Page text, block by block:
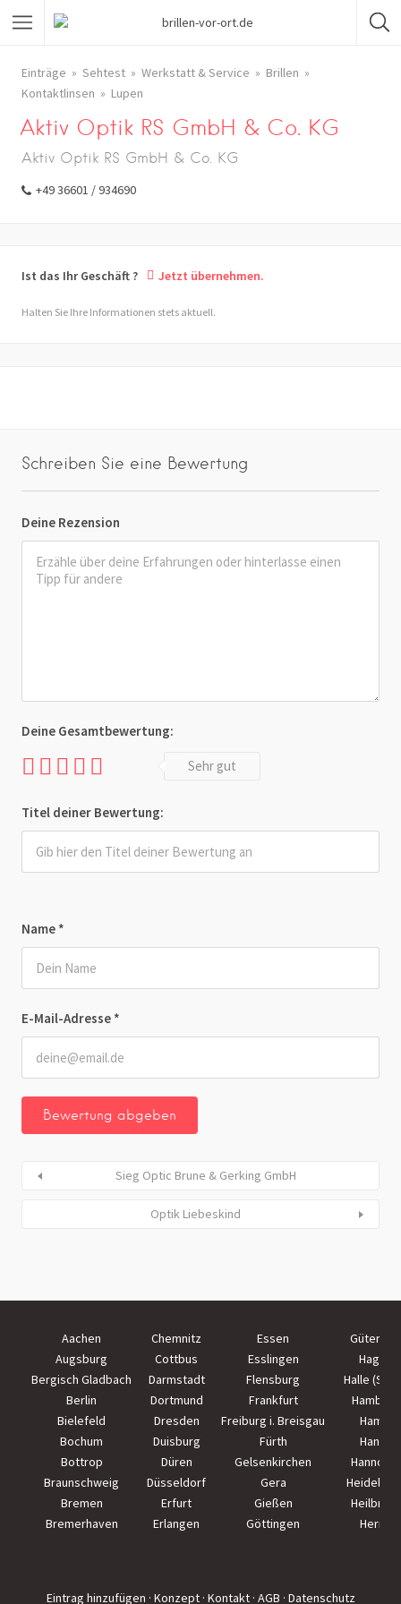
Einträge Sehtest Werkstatt & Service
Brillen
Kontaktlinsen
Lupen
Aktiv Optik RS GmbH & Co. KG
Aktiv Optik RS GmbH & Co. KG
+49 36601 / 934690
Ist das Ihr Geschäft ? Jetzt übernehmen.
Halten Sie Ihre Informationen stets aktuell.
Schreiben Sie eine Bewertung
Deine Rezension
Name *
E-Mail-Adresse *
Deine Gesamtbewertung:
Sehr gut
Titel deiner Bewertung:
Sieg Optic Brune & Gerking GmbH
Optik Liebeskind
Aachen Chemnitz Essen
Augsburg
Cottbus Esslingen
Hagen
Bergisch Gladbach
Darmstadt Flensburg
Halle
Berlin
Dortmund Frankfurt
Hamburg
Bielefeld
Dresden Freiburg i. Breisgau
Hamm
Bochum
Duisburg Fürth
Hanau
Bottrop
Düren Gelsenkirchen
Hannover
Braunschweig
Düsseldorf Gera
Bremen
Erfurt Gießen
Heilbronn
Bremerhaven
Erlangen Göttingen Herne
Eintrag hinzufügen · Konzept · Kontakt · AGB · Datenschutz